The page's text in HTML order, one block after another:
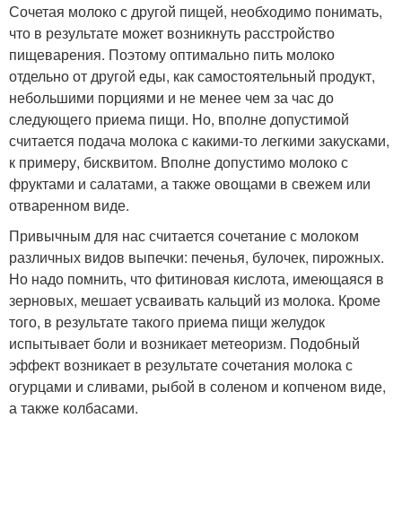
Сочетая молоко с другой пищей, необходимо понимать,
что в результате может возникнуть расстройство
пищеварения. Поэтому оптимально пить молоко
отдельно от другой еды, как самостоятельный продукт,
небольшими порциями и не менее чем за час до
следующего приема пищи. Но, вполне допустимой
считается подача молока с какими-то легкими закусками,
к примеру, бисквитом. Вполне допустимо молоко с
фруктами и салатами, а также овощами в свежем или
отваренном виде.
Привычным для нас считается сочетание с молоком
различных видов выпечки: печенья, булочек, пирожных.
Но надо помнить, что фитиновая кислота, имеющаяся в
зерновых, мешает усваивать кальций из молока. Кроме
того, в результате такого приема пищи желудок
испытывает боли и возникает метеоризм. Подобный
эффект возникает в результате сочетания молока с
огурцами и сливами, рыбой в соленом и копченом виде,
а также колбасами.